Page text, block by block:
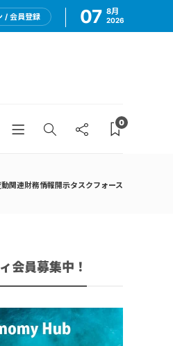
/ 会員登録 07 8月
2026
0
関連財務情報開示タスクフォース
会員募集中！